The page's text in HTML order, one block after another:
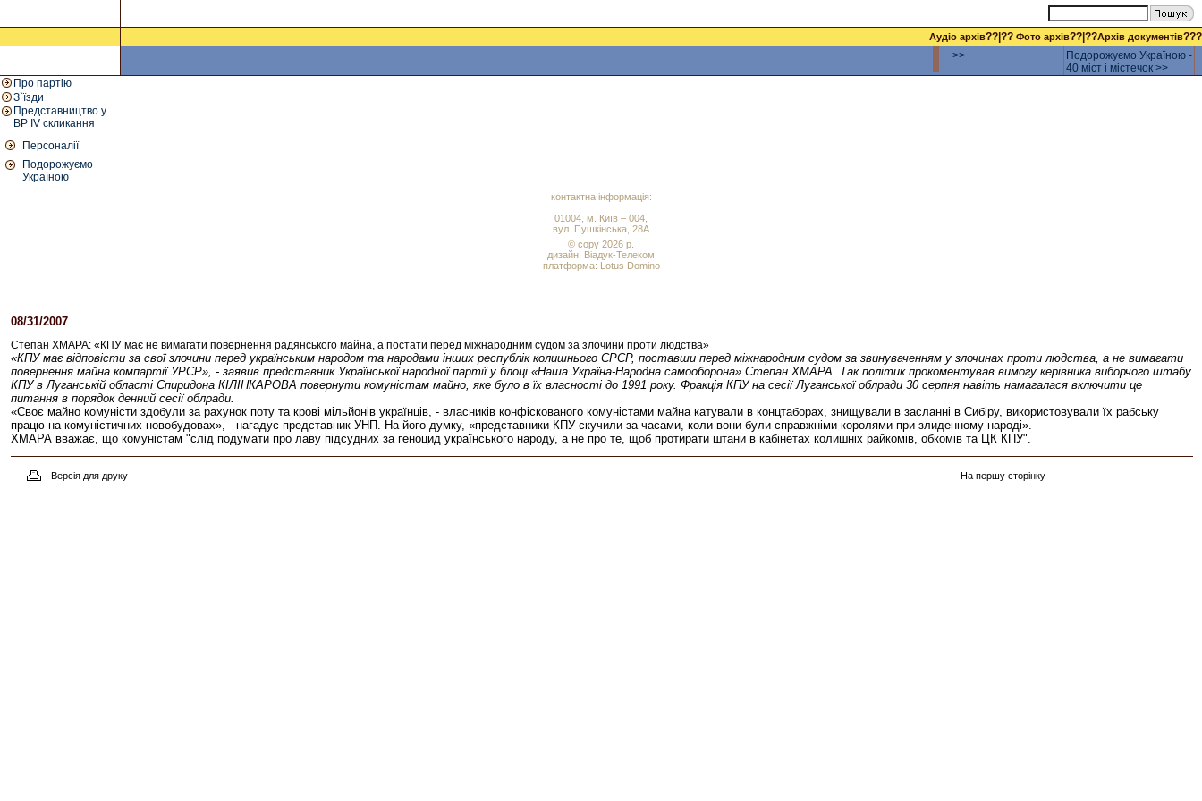
Аудіо архів??|?? Фото архів??|??Архів документів???
>>
Подорожуємо Україною -
40 міст і містечок >>
Про партію
З`їзди
Представництво у
ВР IV скликання
Персоналії
Подорожуємо
Україною
контактна інформація:
01004, м. Київ – 004,
вул. Пушкінська, 28А
© copy 2026 р.
дизайн: Віадук-Телеком
платформа: Lotus Domino
08/31/2007
Степан ХМАРА: «КПУ має не вимагати повернення радянського майна, а постати перед міжнародним судом за злочини проти людства»
«КПУ має відповісти за свої злочини перед українським народом та народами інших республік колишнього СРСР, поставши перед міжнародним судом за звинуваченням у злочинах проти людства, а не вимагати
повернення майна компартії УРСР», - заявив представник Української народної партії у блоці «Наша Україна-Народна самооборона» Степан ХМАРА. Так політик прокоментував вимогу керівника виборчого штабу
КПУ в Луганській області Спиридона КІЛІНКАРОВА повернути комуністам майно, яке було в їх власності до 1991 року. Фракція КПУ на сесії Луганської облради 30 серпня навіть намагалася включити це
питання в порядок денний сесії облради.
«Своє майно комуністи здобули за рахунок поту та крові мільйонів українців, - власників конфіскованого комуністами майна катували в концтаборах, знищували в засланні в Сибіру, використовували їх рабську
працю на комуністичних новобудовах», - нагадує представник УНП. На його думку, «представники КПУ скучили за часами, коли вони були справжніми королями при злиденному народі».
ХМАРА вважає, що комуністам "слід подумати про лаву підсудних за геноцид українського народу, а не про те, щоб протирати штани в кабінетах колишніх райкомів, обкомів та ЦК КПУ".
Версія для друку На першу сторінку